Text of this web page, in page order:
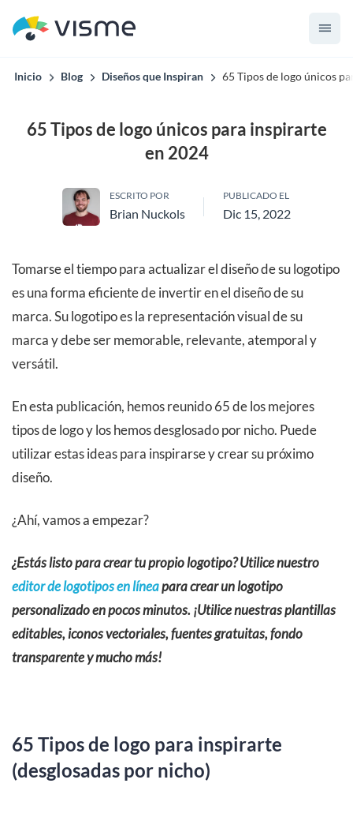
Inicio Blog Diseños que Inspiran 65 Tipos de logo únicos
65 Tipos de logo únicos para inspirarte
en 2024
ESCRITO POR
Brian Nuckols
PUBLICADO EL
Dic 15, 2022
Tomarse el tiempo para actualizar el diseño de su logotipo
es una forma eficiente de invertir en el diseño de su
marca. Su logotipo es la representación visual de su
marca y debe ser memorable, relevante, atemporal y
versátil.
En esta publicación, hemos reunido 65 de los mejores
tipos de logo y los hemos desglosado por nicho. Puede
utilizar estas ideas para inspirarse y crear su próximo
diseño.
¿Ahí, vamos a empezar?
¿Estás listo para crear tu propio logotipo? Utilice nuestro
editor de logotipos en líneapara crear un logotipo
personalizado en pocos minutos. ¡Utilice nuestras plantillas
editables, iconos vectoriales, fuentes gratuitas, fondo
transparente y mucho más!
65 Tipos de logo para inspirarte
(desglosadas por nicho)